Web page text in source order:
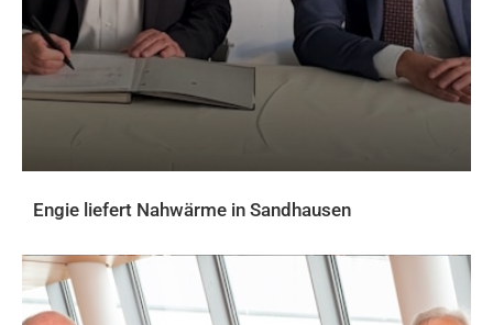
Engie liefert Nahwärme in Sandhausen